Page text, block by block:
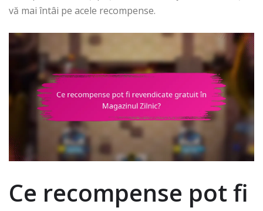
vă mai întâi pe acele recompense.
Ce recompense pot fi